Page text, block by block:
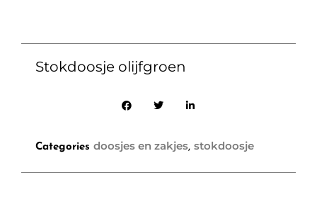
Stokdoosje olijfgroen
Categories doosjes en zakjes, stokdoosje